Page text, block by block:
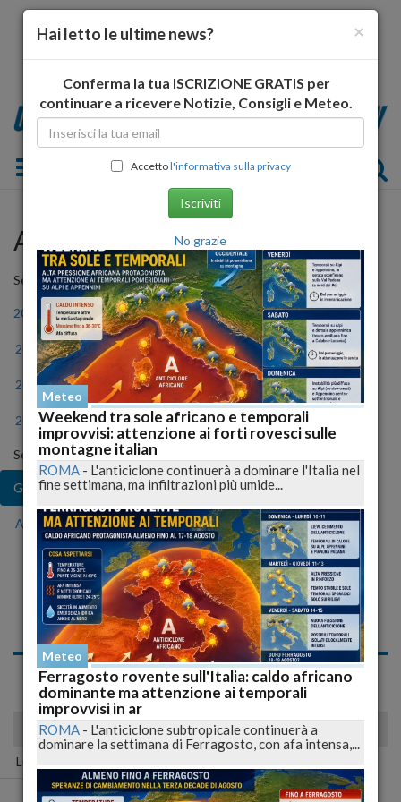
Toggle navigation
Archivio Storico
Seleziona l'anno
2006 2007 2008 2009 2010 2011
2012 2013 2014 2015 2016 2017
2018 2019 2020 2021 2022 2023
2024 2025 2026
Seleziona il mese
Gen Feb Mar Apr Mag Giu
Ago Set Ott Nov Dic
Notizie di Domenica, 20
Gennaio 2008
Spiacente, non sono presenti news nell'archivio per questo
giorno!
gennaio 2008
Lun
01 02 03 04 05 06
×
Hai letto le ultime news?
Conferma la tua ISCRIZIONE GRATIS per
continuare a ricevere Notizie, Consigli e Meteo.
Accettol'informativa sulla privacy
Iscriviti
No grazie
Meteo
Weekend tra sole africano e temporali
improvvisi: attenzione ai forti rovesci sulle
montagne italian
ROMA - L'anticiclone continuerà a dominare l'Italia nel
fine settimana, ma infiltrazioni più umide...
Meteo
Ferragosto rovente sull'Italia: caldo africano
dominante ma attenzione ai temporali
improvvisi in ar
ROMA - L'anticiclone subtropicale continuerà a
dominare la settimana di Ferragosto, con afa intensa,...